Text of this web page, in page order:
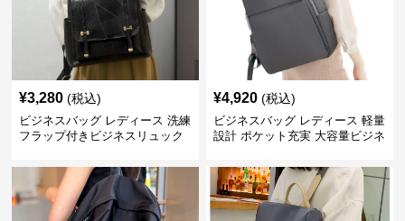
¥3,280 (税込)
ビジネスバッグ レディース 洗練
フラップ付きビジネスリュック
¥4,920 (税込)
ビジネスバッグ レディース 軽量
設計 ポケット充実 大容量ビジネ